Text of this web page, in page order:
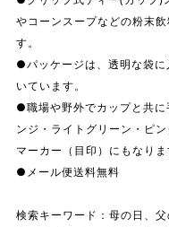
やコーンスープなどの粉末
す。
●パッケージは、透明な袋
いています。
●職場や野外でカップと共
ンジ・ライトグリーン・ピ
マーカー（目印）にもなりま
●メール便送料無料
検索キーワード：母の日、